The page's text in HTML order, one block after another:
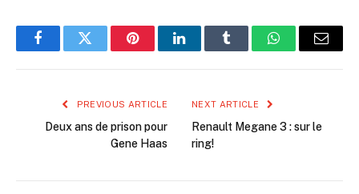
FacebookTwitter PinterestLinkedInTumblr WhatsAppEmail
PREVIOUS ARTICLE
Deux ans de prison pour
Gene Haas
NEXT ARTICLE
Renault Megane 3 : sur le
ring!